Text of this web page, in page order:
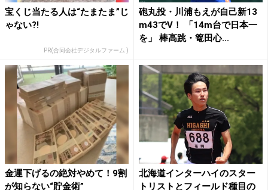
宝くじ当たる人は“たまたま”じ
ゃない?!
PR(合同会社デジタルファーム )
砲丸投・川浦もえが自己新13
m43でV！ 「14m台で日本一
を」 棒高跳・篭田心...
金運下げるの絶対やめて！9割
が知らない“貯金術”
北海道インターハイのスター
トリストとフィールド種目の